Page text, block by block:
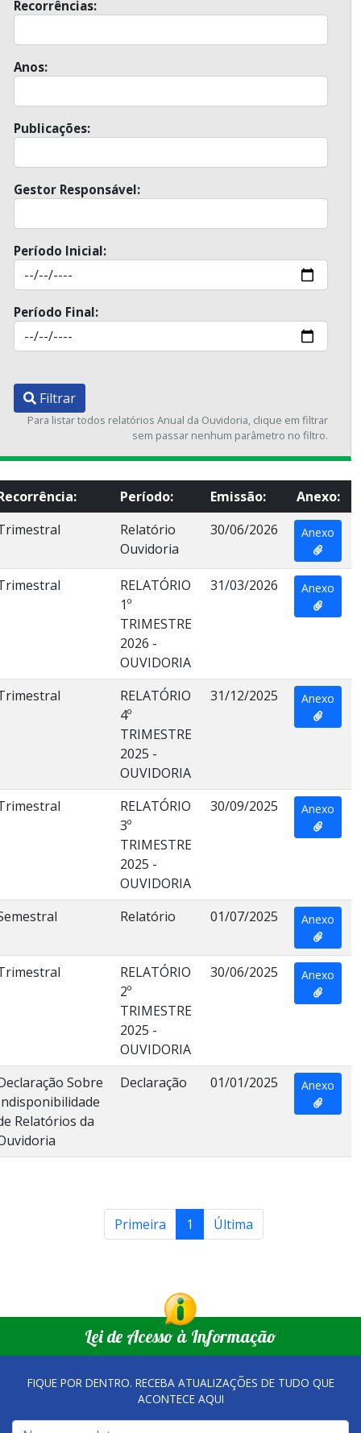
Recorrências:
Anos:
Publicações:
Gestor Responsável:
Período Inicial:
Período Final:
Filtrar
Para listar todos relatórios Anual da Ouvidoria, clique em filtrar
sem passar nenhum parâmetro no filtro.
Período: Emissão:
Anexo:
Relatório
Ouvidoria
30/06/2026 Anexo
RELATÓRIO
1º
TRIMESTRE
2026 -
OUVIDORIA
31/03/2026 Anexo
RELATÓRIO
4º
TRIMESTRE
2025 -
OUVIDORIA
31/12/2025 Anexo
RELATÓRIO
3º
TRIMESTRE
2025 -
OUVIDORIA
30/09/2025 Anexo
Relatório 01/07/2025 Anexo
RELATÓRIO
2º
TRIMESTRE
2025 -
OUVIDORIA
30/06/2025 Anexo
Sobre
Relatórios da
Declaração 01/01/2025 Anexo
Primeira 1 Última
Lei de Acesso à Informação
FIQUE POR DENTRO. RECEBA ATUALIZAÇÕES DE TUDO QUE
ACONTECE AQUI